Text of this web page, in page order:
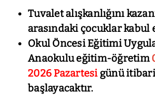
Tuvalet alışkanlığını
arasındaki çocuklar kabul
Okul Öncesi Eğitimi
Anaokulu eğitim-öğretim
2026 Pazartesi günü
başlayacaktır.